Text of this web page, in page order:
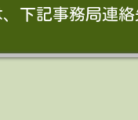
下記事務局連